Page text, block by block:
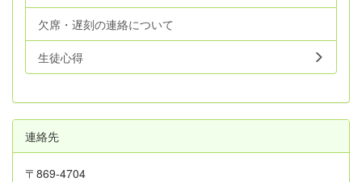
欠席・遅刻の連絡について
生徒心得
連絡先
〒869-4704